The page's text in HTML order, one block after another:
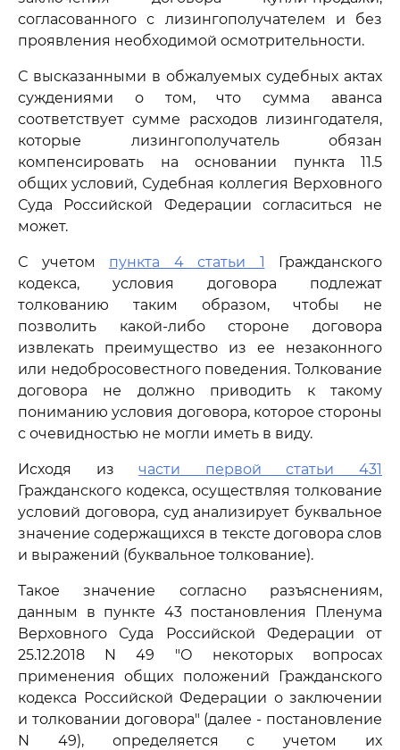
согласованного с лизингополучателем и без
проявления необходимой осмотрительности.
С высказанными в обжалуемых судебных актах
суждениями о том, что сумма аванса
соответствует сумме расходов лизингодателя,
которые лизингополучатель обязан
компенсировать на основании пункта 11.5
общих условий, Судебная коллегия Верховного
Суда Российской Федерации согласиться не
может.
С учетом пункта 4 статьи 1 Гражданского
кодекса, условия договора подлежат
толкованию таким образом, чтобы не
позволить какой-либо стороне договора
извлекать преимущество из ее незаконного
или недобросовестного поведения. Толкование
договора не должно приводить к такому
пониманию условия договора, которое стороны
с очевидностью не могли иметь в виду.
Исходя изчасти первой статьи 431
Гражданского кодекса, осуществляя толкование
условий договора, суд анализирует буквальное
значение содержащихся в тексте договора слов
и выражений (буквальное толкование).
Такое значение согласно разъяснениям,
данным в пункте 43 постановления Пленума
Верховного Суда Российской Федерации от
25.12.2018 N 49 "О некоторых вопросах
применения общих положений Гражданского
кодекса Российской Федерации о заключении
и толковании договора" (далее - постановление
N 49), определяется с учетом их